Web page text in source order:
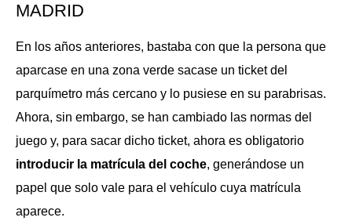
MADRID
En los años anteriores, bastaba con que la persona que
aparcase en una zona verde sacase un ticket del
parquímetro más cercano y lo pusiese en su parabrisas.
Ahora, sin embargo, se han cambiado las normas del
juego y, para sacar dicho ticket, ahora es obligatorio
introducir la matrícula del coche, generándose un
papel que solo vale para el vehículo cuya matrícula
aparece.